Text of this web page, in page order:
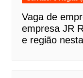
Vaga de
empresa JR
e região